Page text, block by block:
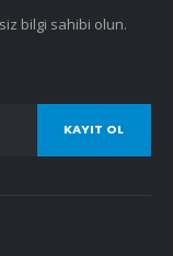
bilgi sahibi olun.